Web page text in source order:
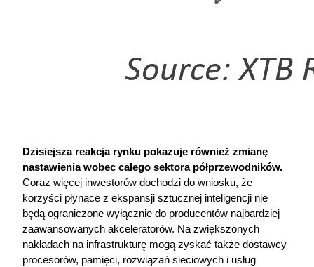
Dzisiejsza reakcja rynku pokazuje również zmianę
nastawienia wobec całego sektora półprzewodników.
Coraz więcej inwestorów dochodzi do wniosku, że
korzyści płynące z ekspansji sztucznej inteligencji nie
będą ograniczone wyłącznie do producentów najbardziej
zaawansowanych akceleratorów. Na zwiększonych
nakładach na infrastrukturę mogą zyskać także dostawcy
procesorów, pamięci, rozwiązań sieciowych i usług